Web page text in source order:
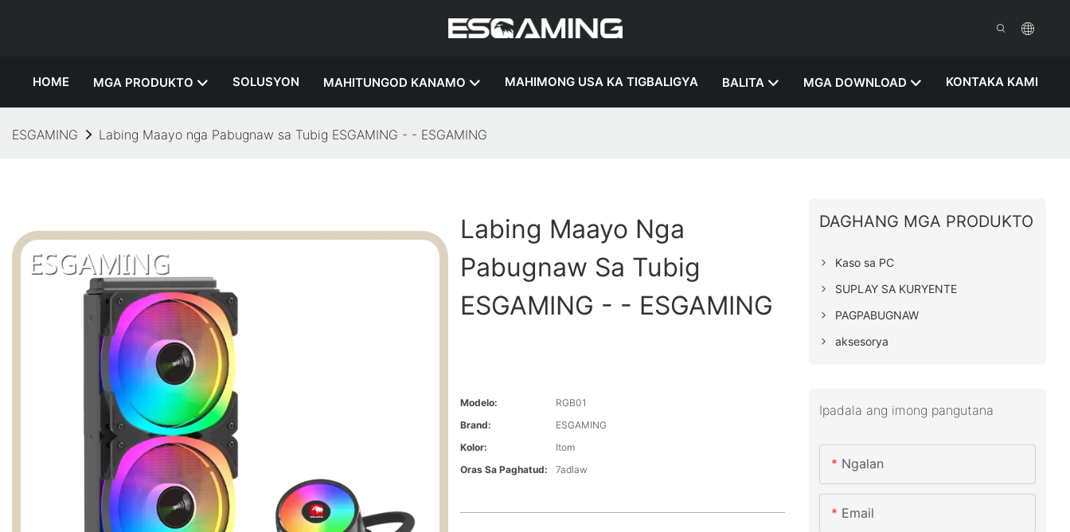
HOME MGA PRODUKTO SOLUSYON MAHITUNGOD KANAMO MAHIMONG USA KA TIGBALIGYA BALITA MGA DOWNLOAD KONTAKA KAMI
ESGAMING Labing Maayo nga Pabugnaw sa Tubig ESGAMING - - ESGAMING
Labing Maayo Nga
Pabugnaw Sa Tubig
ESGAMING - - ESGAMING
Modelo:
RGB01
Brand:
ESGAMING
Kolor:
Itom
Oras Sa Paghatud:
7adlaw
DAGHANG MGA PRODUKTO
Kaso sa PC
SUPLAY SA KURYENTE
PAGPABUGNAW
aksesorya
Ipadala ang imong pangutana
Ngalan
Email